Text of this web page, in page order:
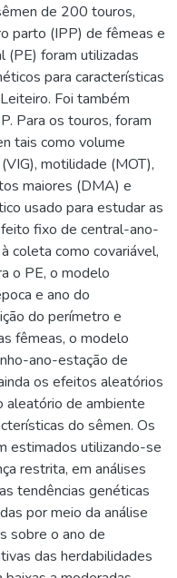
de 200 touros,
parto (IPP) de fêmeas e
foram utilizadas
para características
Foi também
Para os touros, foram
tais como volume
motilidade (MOT),
maiores (DMA) e
usado para estudar as
fixo de central-ano-
coleta como covariável,
o PE, o modelo
e ano do
do perímetro e
fêmeas, o modelo
ano-estação de
os efeitos aleatórios
aleatório de ambiente
do sêmen. Os
estimados utilizando-se
restrita, em análises
tendências genéticas
por meio da análise
sobre o ano de
das herdabilidades